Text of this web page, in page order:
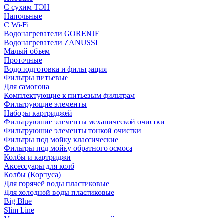
С сухим ТЭН
Напольные
С Wi-Fi
Водонагреватели GORENJE
Водонагреватели ZANUSSI
Малый объем
Проточные
Водоподготовка и фильтрация
Фильтры питьевые
Для самогона
Комплектующие к питьевым фильтрам
Фильтрующие элементы
Наборы картриджей
Фильтрующие элементы механической очистки
Фильтрующие элементы тонкой очистки
Фильтры под мойку классические
Фильтры под мойку обратного осмоса
Колбы и картриджи
Аксессуары для колб
Колбы (Корпуса)
Для горячей воды пластиковые
Для холодной воды пластиковые
Big Blue
Slim Line